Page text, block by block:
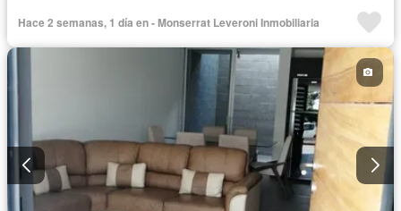
Hace 2 semanas, 1 día en - Monserrat Leveroni Inmobiliaria